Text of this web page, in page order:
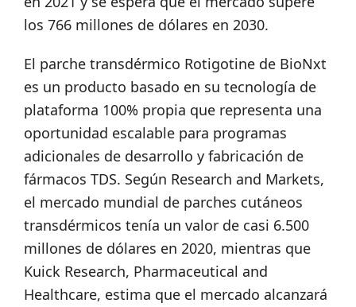
los 766 millones de dólares en 2030.
El parche transdérmico Rotigotine de BioNxt
es un producto basado en su tecnología de
plataforma 100% propia que representa una
oportunidad escalable para programas
adicionales de desarrollo y fabricación de
fármacos TDS. Según Research and Markets,
el mercado mundial de parches cutáneos
transdérmicos tenía un valor de casi 6.500
millones de dólares en 2020, mientras que
Kuick Research, Pharmaceutical and
Healthcare, estima que el mercado alcanzará